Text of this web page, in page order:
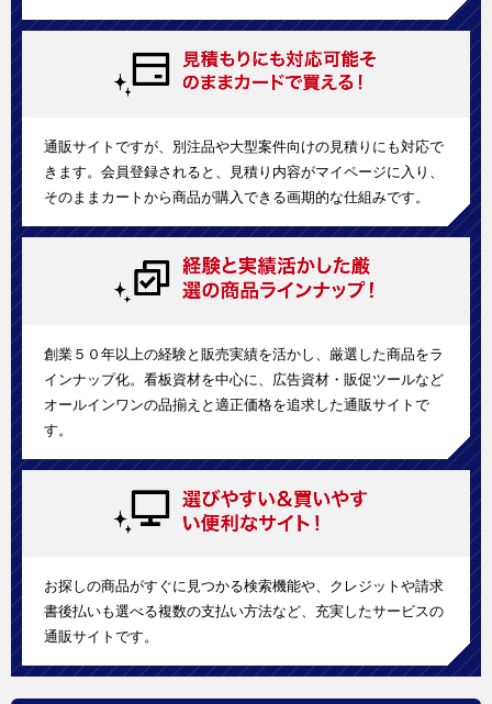
通販サイトですが、別注品や大型案件向けの見積りにも対応で
きます。会員登録されると、見積り内容がマイページに入り、
そのままカートから商品が購入できる画期的な仕組みです。
創業５０年以上の経験と販売実績を活かし、厳選した商品をラ
インナップ化。看板資材を中心に、広告資材・販促ツールなど
オールインワンの品揃えと適正価格を追求した通販サイトで
す。
お探しの商品がすぐに見つかる検索機能や、クレジットや請求
書後払いも選べる複数の支払い方法など、充実したサービスの
通販サイトです。